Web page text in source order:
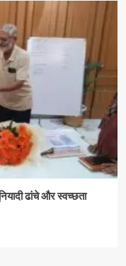
ढांचे और स्वच्छता